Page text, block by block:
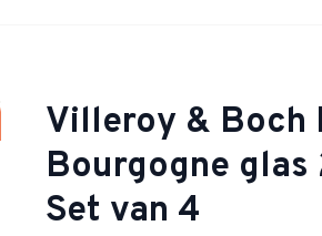
Villeroy & Boch
Bourgogne
Set van 4